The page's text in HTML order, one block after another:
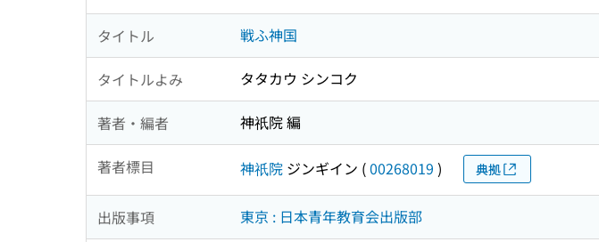
タイトル 戦ふ神国
タイトルよみ タタカウ シンコク
著者・編者 神祇院 編
著者標目 神祇院 ジンギイン (00268019 ) 典拠
出版事項 東京 : 日本青年教育会出版部